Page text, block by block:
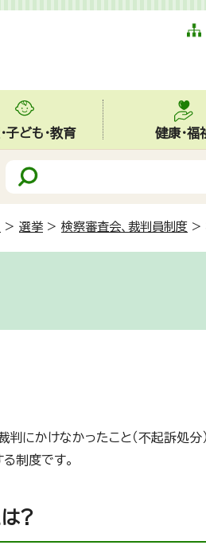
子ども・教育 健康・福
> 選挙 > 検察審査会、裁判員制度 >
にかけなかったこと（不起訴処分
制度です。
は?